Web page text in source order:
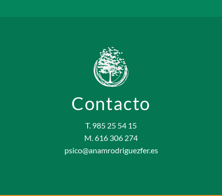
Contacto
T. 985 25 54 15
M. 616 306 274
psico@anamrodriguezfer.es